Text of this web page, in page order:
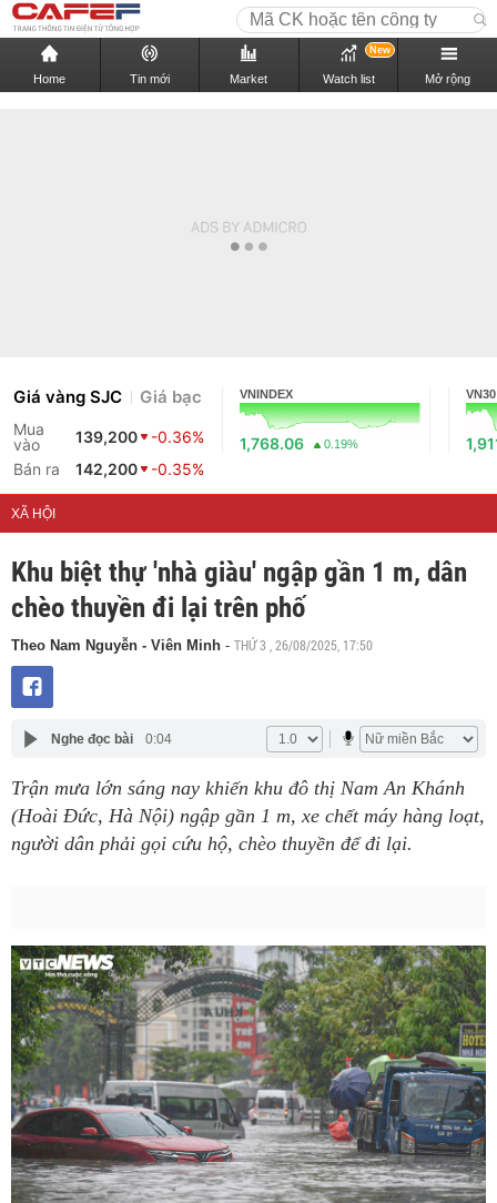
Home Tin mới Market Watch list
New
Mở rộng
Giá vàng SJC Giá bạc
Mua
vào
139,200
-0.36%
Bán ra
142,200 -0.35%
VNINDEX
1,768.06 0.19%
VN30
XÃ HỘI
Khu biệt thự 'nhà giàu' ngập gần 1 m, dân
chèo thuyền đi lại trên phố
Theo Nam Nguyễn - Viên Minh - THỨ 3 , 26/08/2025, 17:50
Nghe đọc bài 0:04
Trận mưa lớn sáng nay khiến khu đô thị Nam An Khánh
(Hoài Đức, Hà Nội) ngập gần 1 m, xe chết máy hàng loạt,
người dân phải gọi cứu hộ, chèo thuyền để đi lại.